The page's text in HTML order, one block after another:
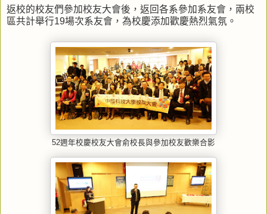
返校的校友們參加校友大會後，返回各系參加系友會，兩校
區共計舉行19場次系友會，為校慶添加歡慶熱烈氣氛。
52週年校慶校友大會俞校長與參加校友歡樂合影